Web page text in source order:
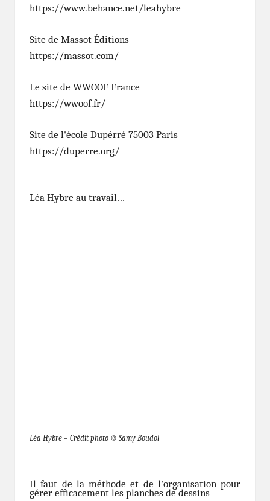
https://www.behance.net/leahybre
Site de Massot Éditions
https://massot.com/
Le site de WWOOF France
https://wwoof.fr/
Site de l'école Dupérré 75003 Paris
https://duperre.org/
Léa Hybre au travail…
Léa Hybre – Crédit photo © Samy Boudol
Il faut de la méthode et de l'organisation pour
gérer efficacement les planches de dessins